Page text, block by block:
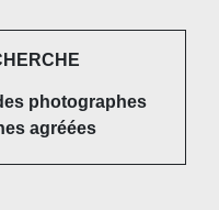
photographes
agréées